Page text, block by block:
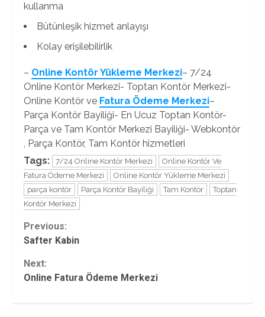
kullanma
Bütünleşik hizmet anlayışı
Kolay erişilebilirlik
– Online Kontör Yükleme Merkezi– 7/24
Online Kontör Merkezi- Toptan Kontör Merkezi-
Online Kontör ve Fatura Ödeme Merkezi–
Parça Kontör Bayiliği- En Ucuz Toptan Kontör-
Parça ve Tam Kontör Merkezi Bayiliği- Webkontör
, Parça Kontör, Tam Kontör hizmetleri
Tags:
7/24 Online Kontör Merkezi
Online Kontör Ve
Fatura Ödeme Merkezi
Online Kontör Yükleme Merkezi
parça kontör
Parça Kontör Bayiliği Tam Kontör
Toptan
Kontör Merkezi
Continue
Previous:
Safter Kabin
Next:
Online Fatura Ödeme Merkezi